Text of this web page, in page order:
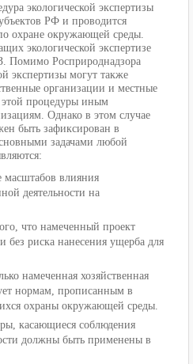
экологической экспертизы
РФ и проводится
охране окружающей среды.
экологической экспертизе
Помимо Росприроднадзора
экспертизы могут также
организации и местные
этой процедуры иным
Однако в этом случае
быть зафиксирован в
задачами любой
масштабов влияния
деятельности на
что намеченный проект
без риска нанесения ущерба для
намеченная хозяйственная
нормам, прописанным в
охраны окружающей среды.
касающиеся соблюдения
должны быть применены в